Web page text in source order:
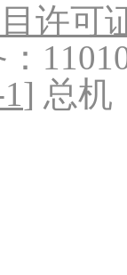
许可
] 总机